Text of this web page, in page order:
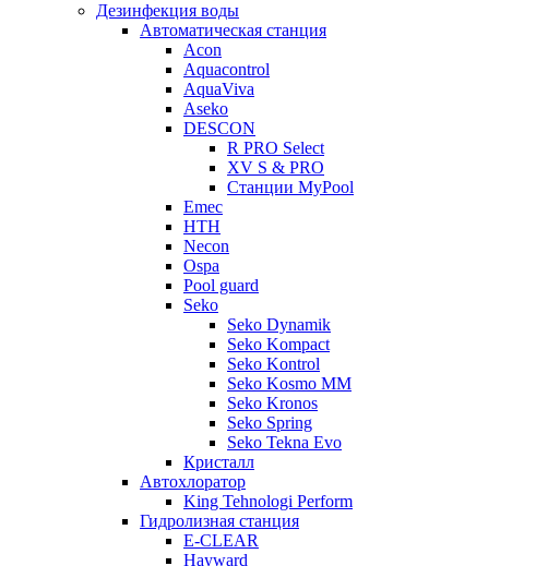
Дезинфекция воды
Автоматическая станция
Acon
Aquacontrol
AquaViva
Aseko
DESCON
R PRO Select
XV S & PRO
Станции MyPool
Emec
HTH
Necon
Ospa
Pool guard
Seko
Seko Dynamik
Seko Kompact
Seko Kontrol
Seko Kosmo MM
Seko Kronos
Seko Spring
Seko Tekna Evo
Кристалл
Автохлоратор
King Tehnologi Perform
Гидролизная станция
E-CLEAR
Hayward